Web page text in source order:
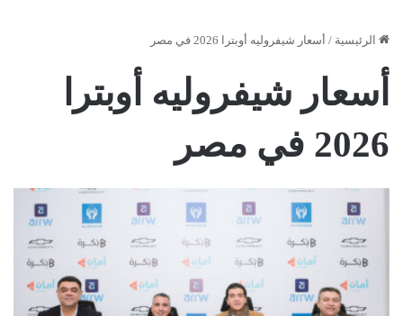
الرئيسية / أسعار شيفروليه أوبترا 2026 في مصر
أسعار شيفروليه أوبترا
2026 في مصر